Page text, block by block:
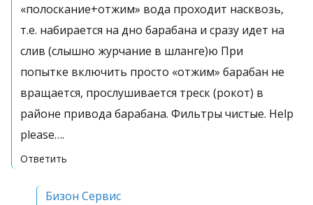
«полоскание+отжим» вода проходит насквозь,
т.е. набирается на дно барабана и сразу идет на
слив (слышно журчание в шланге)ю При
попытке включить просто «отжим» барабан не
вращается, прослушивается треск (рокот) в
районе привода барабана. Фильтры чистые. Help
please….
Ответить
Бизон Сервис